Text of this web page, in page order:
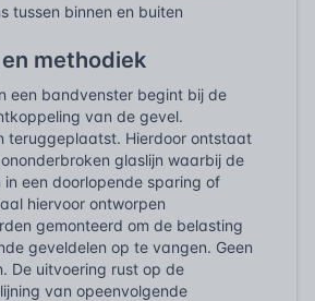
tussen binnen en buiten
methodiek
een bandvenster begint bij de
van de gevel.
teruggeplaatst. Hierdoor ontstaat
glaslijn waarbij de
in een doorlopende sparing of
hiervoor ontworpen
gemonteerd om de belasting
geveldelen op te vangen. Geen
De uitvoering rust op de
van opeenvolgende